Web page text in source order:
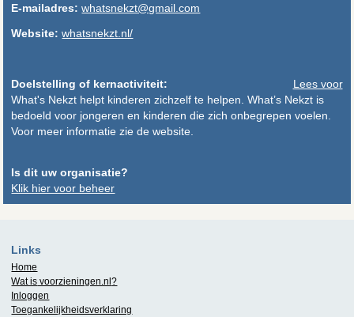
E-mailadres: whatsnekzt@gmail.com
Website: whatsnekzt.nl/
Lees voor
Doelstelling of kernactiviteit:
What's Nekzt helpt kinderen zichzelf te helpen. What’s Nekzt is
bedoeld voor jongeren en kinderen die zich onbegrepen voelen.
Voor meer informatie zie de website.
Is dit uw organisatie?
Klik hier voor beheer
Links
Home
Wat is voorzieningen.nl?
Inloggen
Toegankelijkheidsverklaring